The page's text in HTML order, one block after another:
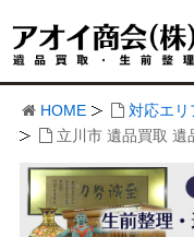
HOME 対応エリ
立川市 遺品買取 遺